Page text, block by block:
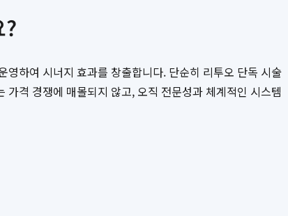
하여 시너지 효과를 창출합니다. 단순히 리투오 단독 시술
격 경쟁에 매몰되지 않고, 오직 전문성과 체계적인 시스템